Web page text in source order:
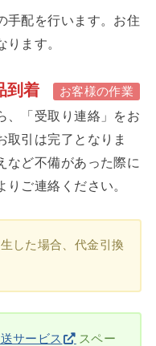
手配を行います。お住
ます。
到着 お客様の作業
、「受取り連絡」をお
取引は完了となりま
など不備があった際に
ご連絡ください。
した場合、代金引換
サービス
スペー